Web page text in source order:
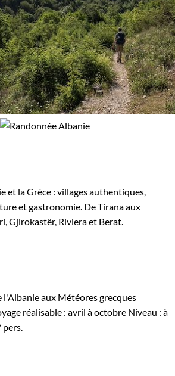
et la Grèce : villages authentiques,
et gastronomie. De Tirana aux
Gjirokastër, Riviera et Berat.
l'Albanie aux Météores grecques
réalisable : avril à octobre Niveau : à
pers.